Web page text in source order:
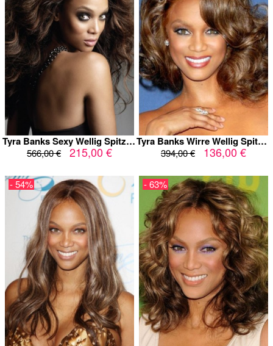
Tyra Banks Sexy Wellig Spitzefront Echthaar Perücke
566,00 € 215,00 €
Tyra Banks Wirre Wellig Spitzefront Kunsthaar Perücke
394,00 € 136,00 €
- 54% - 63%